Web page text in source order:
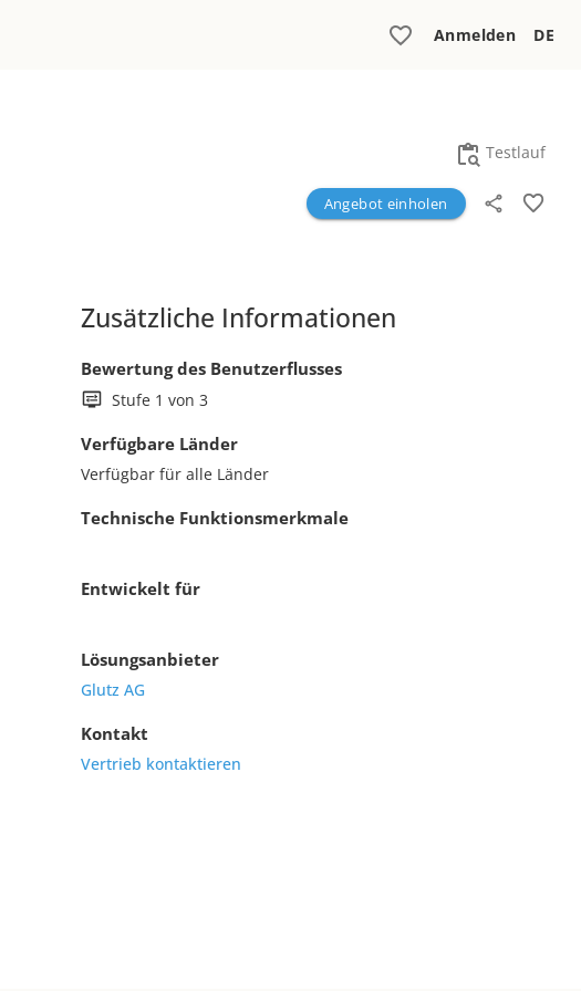
Anmelden DE
Testlauf
Angebot einholen
Zusätzliche Informationen
Bewertung des Benutzerflusses
Stufe 1 von 3
Verfügbare Länder
Verfügbar für alle Länder
Technische Funktionsmerkmale
Entwickelt für
Lösungsanbieter
Glutz AG
Kontakt
Vertrieb kontaktieren